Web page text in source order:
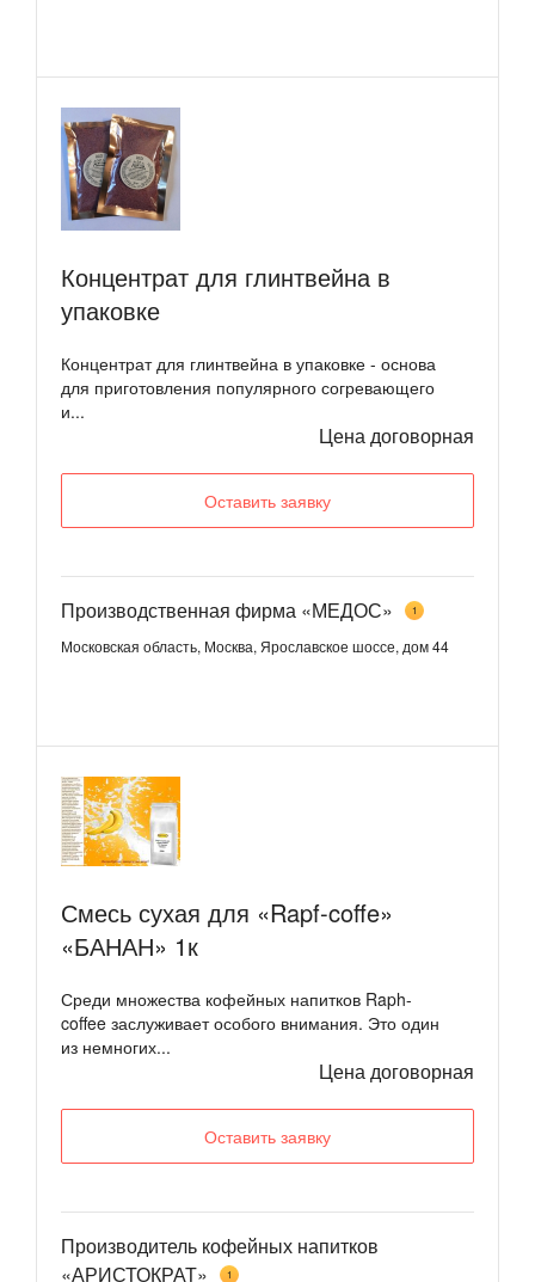
Концентрат для глинтвейна в
упаковке
Концентрат для глинтвейна в упаковке - основа
для приготовления популярного согревающего
и...
Цена договорная
Оставить заявку
Производственная фирма «МЕДОС» 1
Московская область, Москва, Ярославское шоссе, дом 44
Смесь сухая для «Rapf-coffe»
«БАНАН» 1к
Среди множества кофейных напитков Raph-
coffee заслуживает особого внимания. Это один
из немногих...
Цена договорная
Оставить заявку
Производитель кофейных напитков
«АРИСТОКРАТ»
1